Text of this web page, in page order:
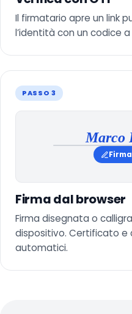
Il firmatario apre un link
l’identità con un codice
PASSO 3
Marco
Firma dal browser
Firma disegnata o
dispositivo. Certificato e
automatici.